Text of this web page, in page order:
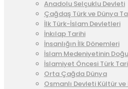
Anadolu Selçuklu Devleti
Çağdaş Türk ve Dünya
İlk Türk-İslam Devletleri
İnkılap Tarihi
İnsanlığın İlk Dönemleri
İslam Medeniyetinin
İslamiyet Öncesi Türk
Orta Çağda Dünya
Osmanlı Devleti Kültür